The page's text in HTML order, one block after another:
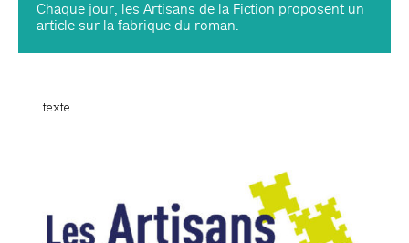
Chaque jour, les Artisans de la Fiction proposent un
article sur la fabrique du roman.
.texte